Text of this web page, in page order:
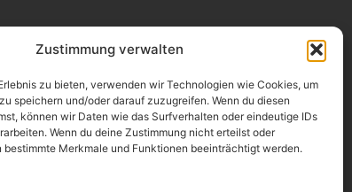
Zustimmung verwalten
zu bieten, verwenden wir Technologien wie Cookies, um
speichern und/oder darauf zuzugreifen. Wenn du diesen
können wir Daten wie das Surfverhalten oder eindeutige IDs
Wenn du deine Zustimmung nicht erteilst oder
Merkmale und Funktionen beeinträchtigt werden.
Impressum
Datenschutz
Erklärung zur Barrierefreiheit
AGB